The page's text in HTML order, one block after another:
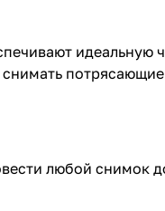
идеальную
любой снимок